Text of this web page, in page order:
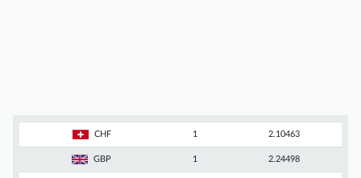
CHF 1 2.10463
GBP 1 2.24498